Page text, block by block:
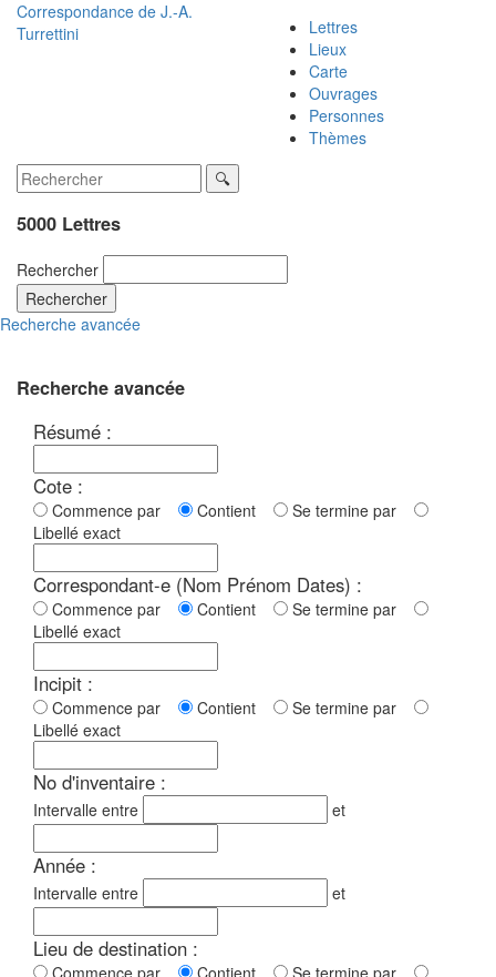
Correspondance de J.-A.
Turrettini
Lettres
Lieux
Carte
Ouvrages
Personnes
Thèmes
5000 Lettres
Rechercher
Rechercher
Recherche avancée
Recherche avancée
Résumé :
Cote :
Commence par Contient
Se termine par
Libellé exact
Correspondant-e (Nom Prénom Dates) :
Commence par Contient
Se termine par
Libellé exact
Incipit :
Commence par Contient
Se termine par
Libellé exact
No d'inventaire :
Intervalle entre et
Année :
Intervalle entre et
Lieu de destination :
Commence par Contient
Se termine par